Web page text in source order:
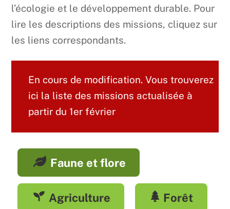
l’écologie et le développement durable. Pour
lire les descriptions des missions, cliquez sur
les liens correspondants.
En cours de modification. Vous trouverez
ici la liste des missions actualisée à
partir du 1er février
Faune et flore
Agriculture Forêt